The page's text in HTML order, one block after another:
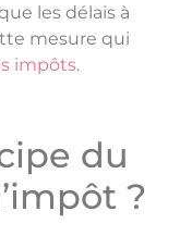
les délais à
mesure qui
impôts.
du
?